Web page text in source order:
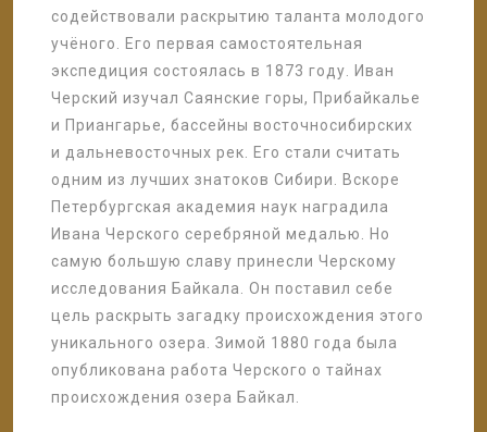
содействовали раскрытию таланта молодого
учёного. Его первая самостоятельная
экспедиция состоялась в 1873 году. Иван
Черский изучал Саянские горы, Прибайкалье
и Приангарье, бассейны восточносибирских
и дальневосточных рек. Его стали считать
одним из лучших знатоков Сибири. Вскоре
Петербургская академия наук наградила
Ивана Черского серебряной медалью. Но
самую большую славу принесли Черскому
исследования Байкала. Он поставил себе
цель раскрыть загадку происхождения этого
уникального озера. Зимой 1880 года была
опубликована работа Черского о тайнах
происхождения озера Байкал.